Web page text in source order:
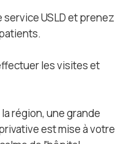
USLD et prenez
les visites et
région, une grande
est mise à votre